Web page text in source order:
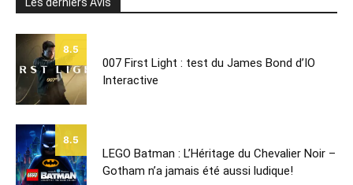
Les derniers Avis
8.5
007 First Light : test du James Bond d’IO
Interactive
8.5
LEGO Batman : L’Héritage du Chevalier Noir –
Gotham n’a jamais été aussi ludique!